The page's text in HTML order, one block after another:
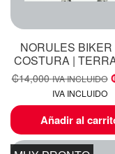
NORULES BIKER
COSTURA |
₡14,000 IVA INCLUIDO
IVA INCLUIDO
Añadir al